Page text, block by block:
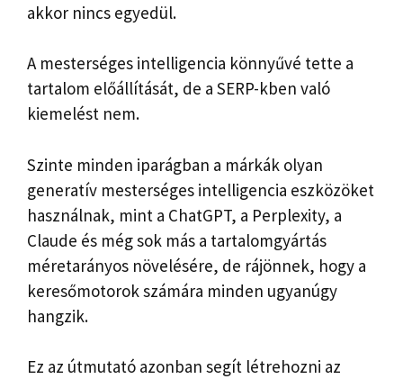
akkor nincs egyedül.
A mesterséges intelligencia könnyűvé tette a
tartalom előállítását, de a SERP-kben való
kiemelést nem.
Szinte minden iparágban a márkák olyan
generatív mesterséges intelligencia eszközöket
használnak, mint a ChatGPT, a Perplexity, a
Claude és még sok más a tartalomgyártás
méretarányos növelésére, de rájönnek, hogy a
keresőmotorok számára minden ugyanúgy
hangzik.
Ez az útmutató azonban segít létrehozni az